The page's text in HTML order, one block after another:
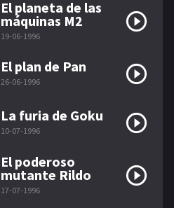
El planeta de las
máquinas M2
19-06-1996
El plan de Pan
26-06-1996
La furia de Goku
10-07-1996
El poderoso
mutante Rildo
17-07-1996